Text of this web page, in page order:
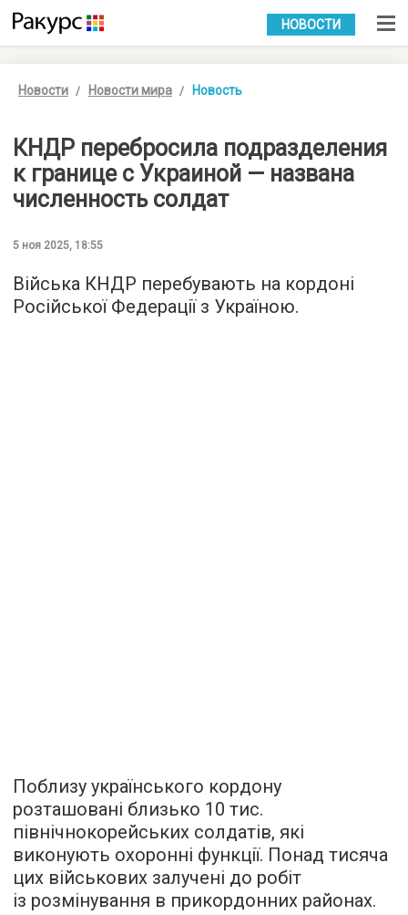
УКР РУС
НОВОСТИ
Новости Новости мира Новость
КНДР перебросила подразделения
к границе с Украиной — названа
численность солдат
5 ноя 2025, 18:55
Війська КНДР перебувають на кордоні
Російської Федерації з Україною.
Поблизу українського кордону
розташовані близько 10 тис.
північнокорейських солдатів, які
виконують охоронні функції. Понад тисяча
цих військових залучені до робіт
із розмінування в прикордонних районах.